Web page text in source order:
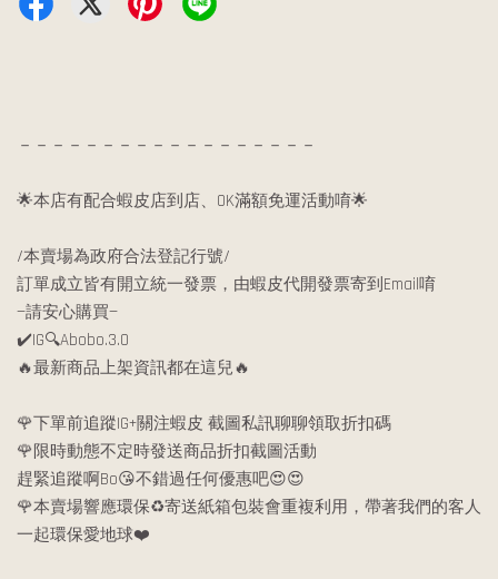
－－－－－－－－－－－－－－－－－－
🌟本店有配合蝦皮店到店、OK滿額免運活動唷🌟
/本賣場為政府合法登記行號/
訂單成立皆有開立統一發票，由蝦皮代開發票寄到Email唷
—請安心購買—
✔️IG🔍Abobo.3.0
🔥最新商品上架資訊都在這兒🔥
🌹下單前追蹤IG+關注蝦皮 截圖私訊聊聊領取折扣碼
🌹限時動態不定時發送商品折扣截圖活動
趕緊追蹤啊Bo😘不錯過任何優惠吧😍😍
🌹本賣場響應環保♻️寄送紙箱包裝會重複利用，帶著我們的客人
一起環保愛地球❤️